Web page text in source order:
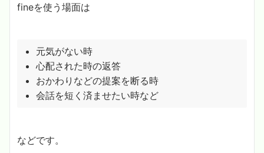
fineを使う場面は
元気がない時
心配された時の返答
おかわりなどの提案を断る時
会話を短く済ませたい時など
などです。